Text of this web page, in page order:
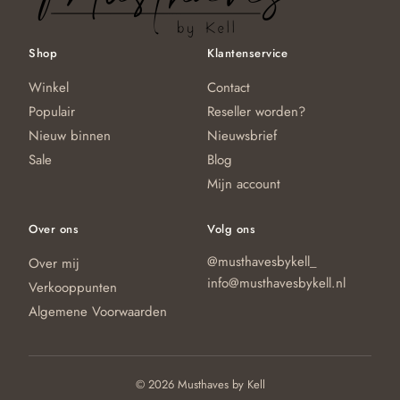
de
productpagina
Shop
Winkel
Populair
Nieuw binnen
Sale
Klantenservice
Contact
Reseller worden?
Nieuwsbrief
Blog
Mijn account
Over ons
Over mij
Verkooppunten
Algemene Voorwaarden
Volg ons
@musthavesbykell_
info@musthavesbykell.nl
© 2026 Musthaves by Kell